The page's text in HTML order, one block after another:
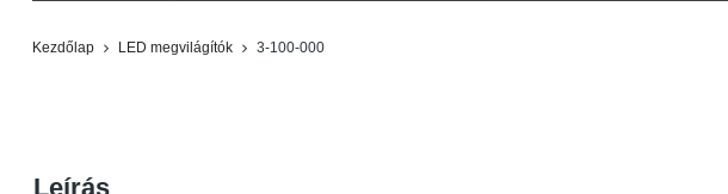
Kezdőlap LED megvilágítók 3-100-000
Leírás